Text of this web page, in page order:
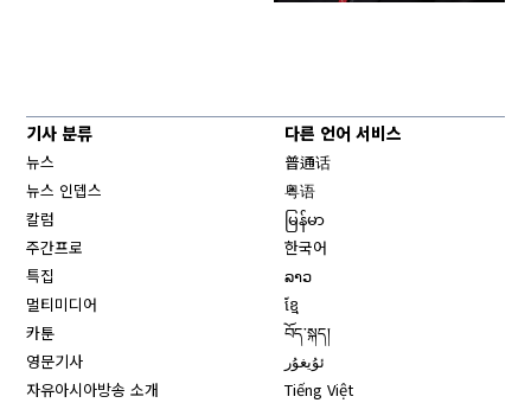
기사 분류
뉴스
뉴스 인뎁스
칼럼
주간프로
특집
멀티미디어
카툰
영문기사
자유아시아방송 소개
다른 언어 서비스
普通话
粤语
မြန်မာ
한국어
ລາວ
ខ្មែ
བོད་སྐད།
ئۇيغۇر
Tiếng Việt